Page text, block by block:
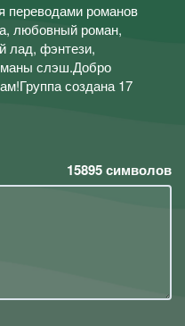
переводами романов
любовный роман,
лад, фэнтези,
слэш.Добро
создана 17
15895символов